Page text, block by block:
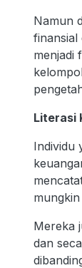
Namun
finansial
menjadi
Literasi
Individu
Mereka
dan